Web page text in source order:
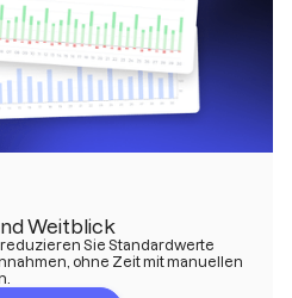
Weitblick
Sie Standardwerte
ohne Zeit mit manuellen